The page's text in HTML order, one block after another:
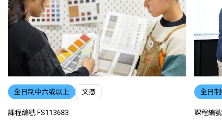
全日制中六或以上 文憑
課程編號 FS113683
全日
課程編